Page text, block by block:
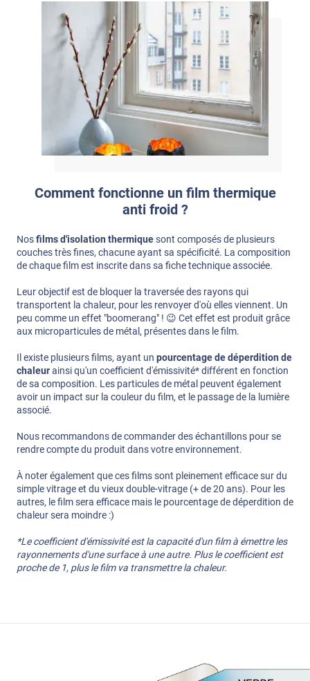
Comment fonctionne un film thermique
anti froid ?
Nosfilms d'isolation thermiquesont composés de plusieurs
couches très fines, chacune ayant sa spécificité. La composition
de chaque film est inscrite dans sa fiche technique associée.
Leur objectif est de bloquer la traversée des rayons qui
transportent la chaleur, pour les renvoyer d'où elles viennent. Un
peu comme un effet "boomerang" ! 😉 Cet effet est produit grâce
aux microparticules de métal, présentes dans le film.
Il existe plusieurs films, ayant un pourcentage de déperdition de
chaleurainsi qu'un coefficient d'émissivité* différent en fonction
de sa composition. Les particules de métal peuvent également
avoir un impact sur la couleur du film, et le passage de la lumière
associé.
Nous recommandons de commander des échantillons pour se
rendre compte du produit dans votre environnement.
À noter également que ces films sont pleinement efficace sur du
simple vitrage et du vieux double-vitrage (+ de 20 ans). Pour les
autres, le film sera efficace mais le pourcentage de déperdition de
chaleur sera moindre :)
*Le coefficient d'émissivité est la capacité d'un film à émettre les
rayonnements d'une surface à une autre. Plus le coefficient est
proche de 1, plus le film va transmettre la chaleur.